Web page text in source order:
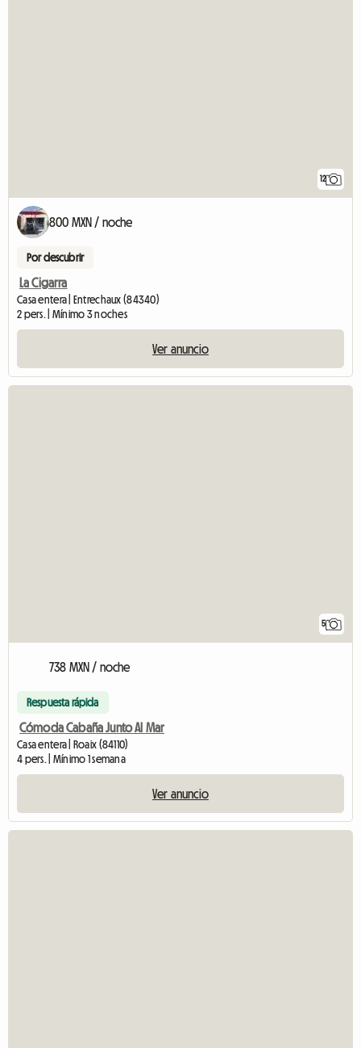
12
800 MXN / noche
Por descubrir
La Cigarra
Casa entera | Entrechaux (84340)
2 pers. | Mínimo 3 noches
Ver anuncio
5
738 MXN / noche
Respuesta rápida
Cómoda Cabaña Junto Al Mar
Casa entera | Roaix (84110)
4 pers. | Mínimo 1 semana
Ver anuncio